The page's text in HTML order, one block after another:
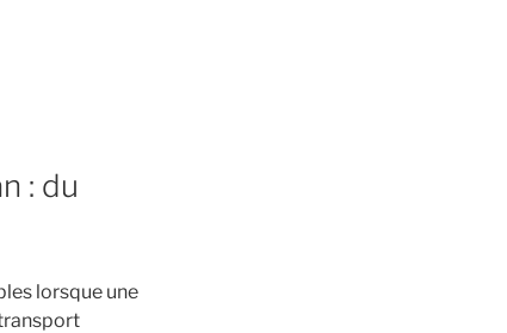
: du
lorsque une